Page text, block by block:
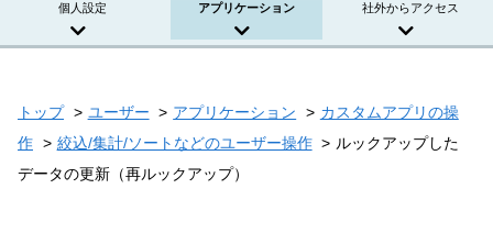
個人設定 アプリケーション 社外からアクセス
トップ ユーザー アプリケーション
カスタムアプリの操
作
絞込/集計/ソートなどのユーザー操作
ルックアップした
データの更新（再ルックアップ）